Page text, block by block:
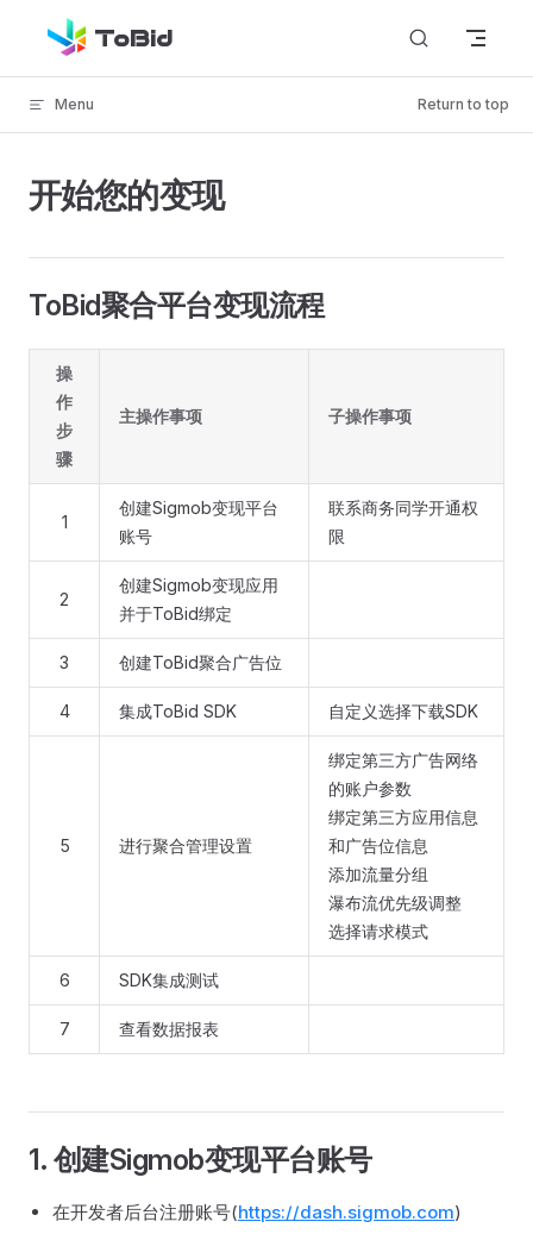
Skip to content
ToBid
Menu Return to top
开始您的变现
ToBid聚合平台变现流程
操
作
步
骤
主操作事项 子操作事项
1
创建Sigmob变现平台
账号
联系商务同学开通权
限
2
创建Sigmob变现应用
并于ToBid绑定
3 创建ToBid聚合广告位
4 集成ToBid SDK 自定义选择下载SDK
5 进行聚合管理设置
绑定第三方广告网络
的账户参数
绑定第三方应用信息
和广告位信息
添加流量分组
瀑布流优先级调整
选择请求模式
6 SDK集成测试
7 查看数据报表
1. 创建Sigmob变现平台账号
在开发者后台注册账号(https://dash.sigmob.com)